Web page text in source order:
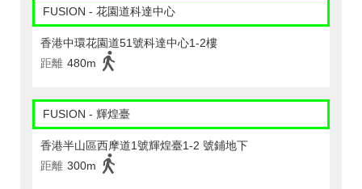
FUSION - 花園道科達中心
香港中環花園道51號科達中心1-2樓
距離 480m
FUSION - 輝煌臺
香港半山區西摩道1號輝煌臺1-2 號鋪地下
距離 300m